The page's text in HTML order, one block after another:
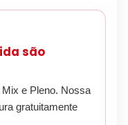
são
e Pleno. Nossa
gratuitamente